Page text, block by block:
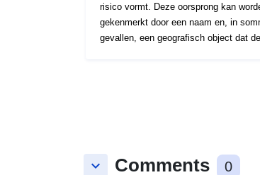
risico vormt. Deze oorsprong kan
gekenmerkt door een naam en, in
gevallen, een geografisch object dat
instabiel gebied.
keyboard_arrow_down Comments 0